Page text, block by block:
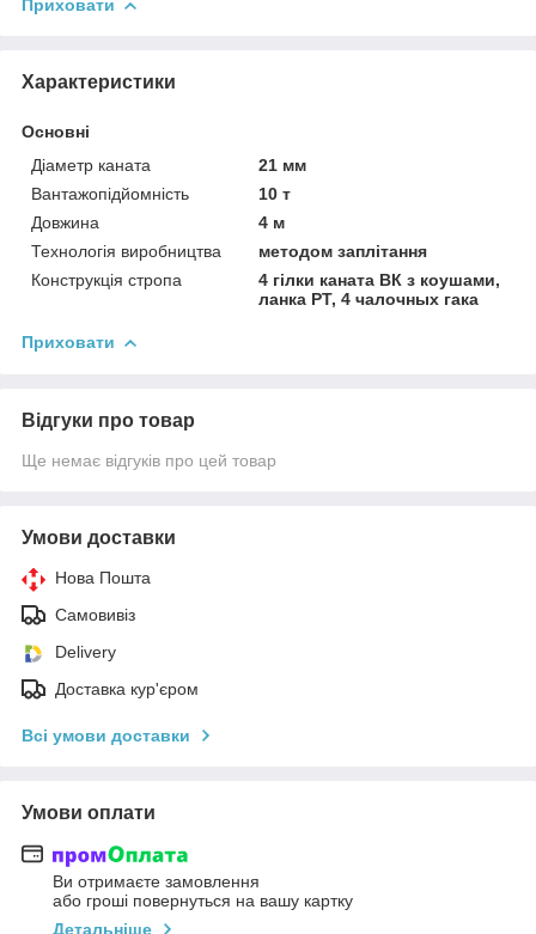
Приховати
Характеристики
Основні
Діаметр каната
21 мм
Вантажопідйомність
10 т
Довжина
4 м
Технологія виробництва
методом заплітання
Конструкція стропа
4 гілки каната ВК з коушами,
ланка РТ, 4 чалочных гака
Приховати
Відгуки про товар
Ще немає відгуків про цей товар
Умови доставки
Нова Пошта
Самовивіз
Delivery
Доставка кур'єром
Всі умови доставки
Умови оплати
Ви отримаєте замовлення
або гроші повернуться на вашу картку
Детальніше